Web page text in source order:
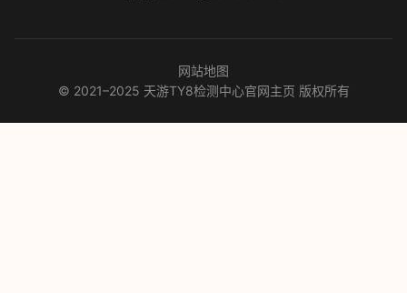
网站地图
© 2021–2025 天游TY8检测中心官网主页 版权所有